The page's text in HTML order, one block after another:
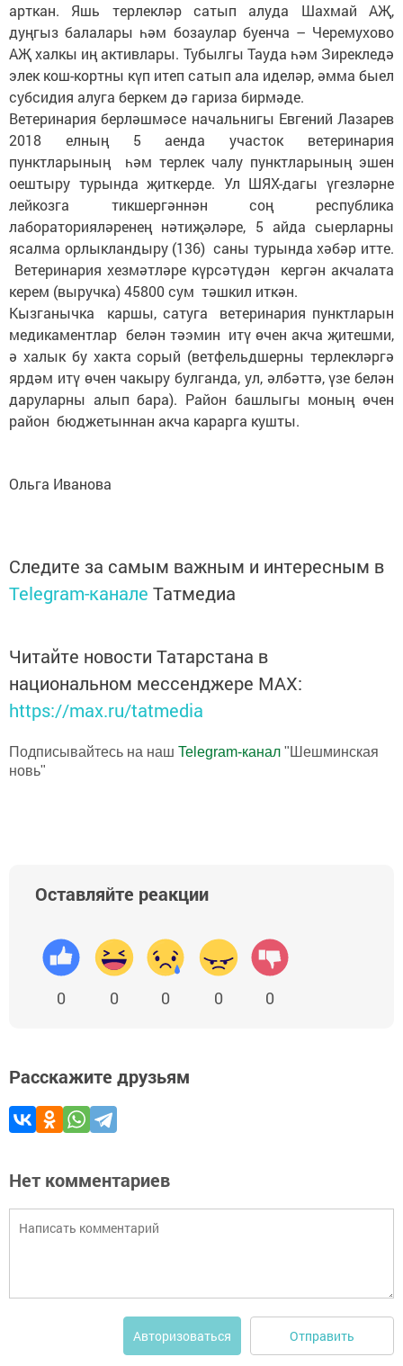
арткан. Яшь терлекләр сатып алуда Шахмай АҖ,
дуңгыз балалары һәм бозаулар буенча – Черемухово
АҖ халкы иң активлары. Тубылгы Тауда һәм Зирекледә
элек кош-кортны күп итеп сатып ала иделәр, әмма быел
субсидия алуга беркем дә гариза бирмәде.
Ветеринария берләшмәсе начальнигы Евгений Лазарев
2018 елның 5 аенда участок ветеринария
пунктларының һәм терлек чалу пунктларының эшен
оештыру турында җиткерде. Ул ШЯХ-дагы үгезләрне
лейкозга тикшергәннән соң республика
лабораторияләренең нәтиҗәләре, 5 айда сыерларны
ясалма орлыкландыру (136) саны турында хәбәр итте.
Ветеринария хезмәтләре күрсәтүдән кергән акчалата
керем (выручка) 45800 сум тәшкил иткән.
Кызганычка каршы, сатуга ветеринария пунктларын
медикаментлар белән тәэмин итү өчен акча җитешми,
ә халык бу хакта сорый (ветфельдшерны терлекләргә
ярдәм итү өчен чакыру булганда, ул, әлбәттә, үзе белән
даруларны алып бара). Район башлыгы моның өчен
район бюджетыннан акча карарга кушты.
Ольга Иванова
Следите за самым важным и интересным в
Telegram-канале Татмедиа
Читайте новости Татарстана в
национальном мессенджере MАХ:
https://max.ru/tatmedia
Подписывайтесь на наш Telegram-канал "Шешминская
новь"
Оставляйте реакции
0 0 0 0 0
Расскажите друзьям
Нет комментариев
Авторизоваться Отправить